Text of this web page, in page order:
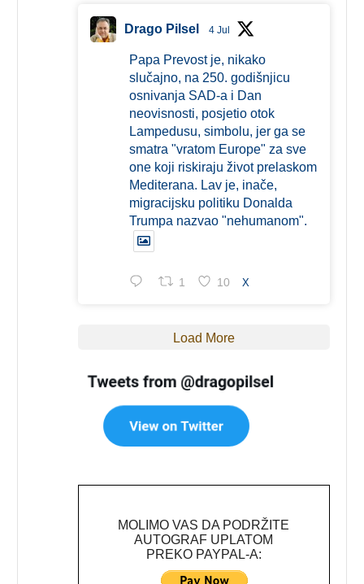
Drago Pilsel 4 Jul
Papa Prevost je, nikako
slučajno, na 250. godišnjicu
osnivanja SAD-a i Dan
neovisnosti, posjetio otok
Lampedusu, simbolu, jer ga se
smatra "vratom Europe" za sve
one koji riskiraju život prelaskom
Mediterana. Lav je, inače,
migracijsku politiku Donalda
Trumpa nazvao "nehumanom".
1 10 X
Load More
MOLIMO VAS DA PODRŽITE
AUTOGRAF UPLATOM
PREKO PAYPAL-A: